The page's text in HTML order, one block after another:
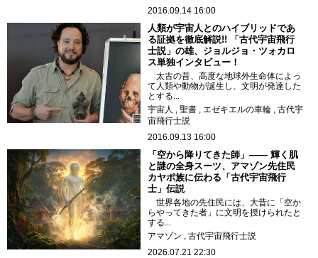
2016.09.14 16:00
人類が宇宙人とのハイブリッドであ
る証拠を徹底解説!! 「古代宇宙飛行
士説」の雄、ジョルジョ・ツォカロ
ス単独インタビュー！
太古の昔、高度な地球外生命体によっ
て人類や動物が誕生し、文明が発達した
とする...
宇宙人
聖書 エゼキエルの車輪
古代宇
宙飛行士説
2016.09.13 16:00
「空から降りてきた師」—— 輝く肌
と謎の全身スーツ、アマゾン先住民
カヤポ族に伝わる「古代宇宙飛行
士」伝説
世界各地の先住民には、大昔に「空か
らやってきた者」に文明を授けられたと
する...
アマゾン
古代宇宙飛行士説
2026.07.21 22:30